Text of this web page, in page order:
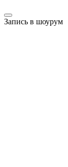
Запись в шоурум